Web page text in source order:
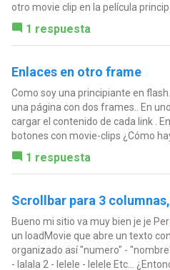
otro movie clip en la película
1 respuesta
Enlaces en otro frame
Como soy una principiante en
una página con dos frames.. En
cargar el contenido de cada link .
botones con movie-clips ¿Cómo
1 respuesta
Scrollbar para 3
Bueno mi sitio va muy bien je je
un loadMovie que abre un texto
organizado así "numero" -
- lalala 2 - lelele - lelele Etc...